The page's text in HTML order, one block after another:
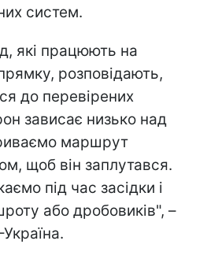
систем.
які працюють на
розповідають,
до перевірених
зависає низько над
маршрут
щоб він заплутався.
під час засідки і
або дробовиків", –